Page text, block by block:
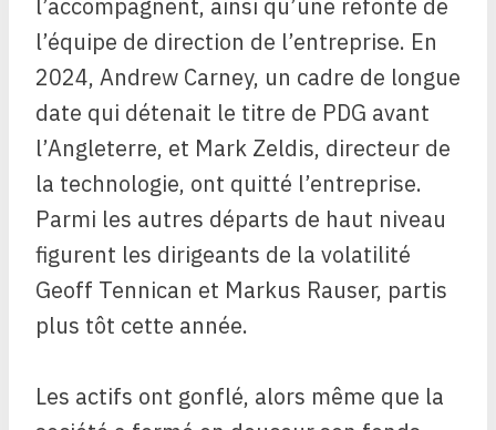
l’accompagnent, ainsi qu’une refonte de
l’équipe de direction de l’entreprise. En
2024, Andrew Carney, un cadre de longue
date qui détenait le titre de PDG avant
l’Angleterre, et Mark Zeldis, directeur de
la technologie, ont quitté l’entreprise.
Parmi les autres départs de haut niveau
figurent les dirigeants de la volatilité
Geoff Tennican et Markus Rauser, partis
plus tôt cette année.
Les actifs ont gonflé, alors même que la